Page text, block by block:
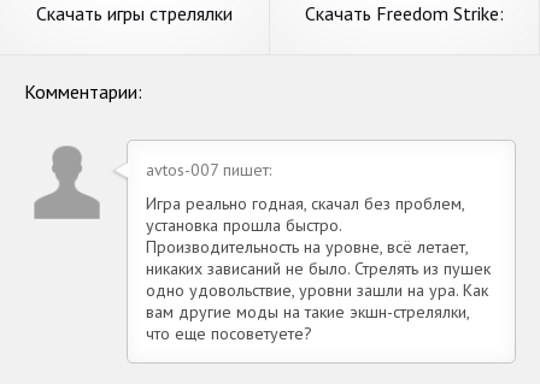
Скачать игры стрелялки
Скачать Freedom Strike:
Комментарии:
avtos-007 пишет:
Игра реально годная, скачал без проблем,
установка прошла быстро.
Производительность на уровне, всё летает,
никаких зависаний не было. Стрелять из пушек
одно удовольствие, уровни зашли на ура. Как
вам другие моды на такие экшн-стрелялки,
что еще посоветуете?